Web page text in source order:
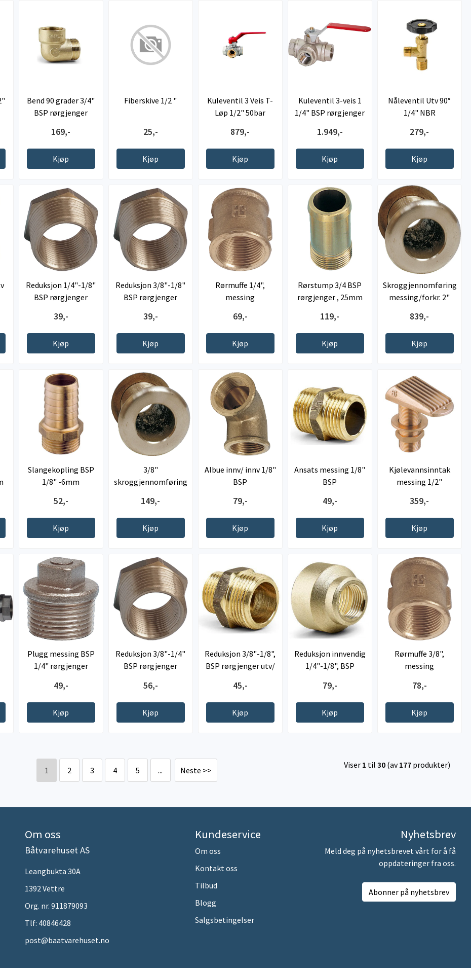
Bend 90 grader 3/4"
BSP rørgjenger
169,-
Kjøp
Fiberskive 1/2 "
25,-
Kjøp
Kuleventil 3 Veis T-
Løp 1/2" 50bar
879,-
Kjøp
Kuleventil 3-veis 1
1/4" BSP rørgjenger
1.949,-
Kjøp
Nåleventil Utv 90°
1/4" NBR
279,-
Kjøp
Reduksjon 1/4"-1/8"
BSP rørgjenger
39,-
Kjøp
Reduksjon 3/8"-1/8"
BSP rørgjenger
39,-
Kjøp
Rørmuffe 1/4",
messing
69,-
Kjøp
Rørstump 3/4 BSP
rørgjenger , 25mm
119,-
Kjøp
Skroggjennomføring
messing/forkr. 2"
839,-
Kjøp
Slangekopling BSP
1/8" -6mm
52,-
Kjøp
3/8"
skroggjennomføring
149,-
Kjøp
Albue innv/ innv 1/8"
BSP
79,-
Kjøp
Ansats messing 1/8"
BSP
49,-
Kjøp
Kjølevannsinntak
messing 1/2"
359,-
Kjøp
Plugg messing BSP
1/4" rørgjenger
49,-
Kjøp
Reduksjon 3/8"-1/4"
BSP rørgjenger
56,-
Kjøp
Reduksjon 3/8"-1/8",
BSP rørgjenger utv/
45,-
Kjøp
Reduksjon innvendig
1/4"-1/8", BSP
79,-
Kjøp
Rørmuffe 3/8",
messing
78,-
Kjøp
1 2 3 4 5 ... Neste >>
Viser 1 til 30(av177produkter)
Om oss
Båtvarehuset AS
Leangbukta 30A
1392 Vettre
Org. nr. 911879093
Tlf: 40846428
post@baatvarehuset.no
Kundeservice
Om oss
Kontakt oss
Tilbud
Blogg
Salgsbetingelser
Nyhetsbrev
Meld deg på nyhetsbrevet vårt for å få
oppdateringer fra oss.
Abonner på nyhetsbrev